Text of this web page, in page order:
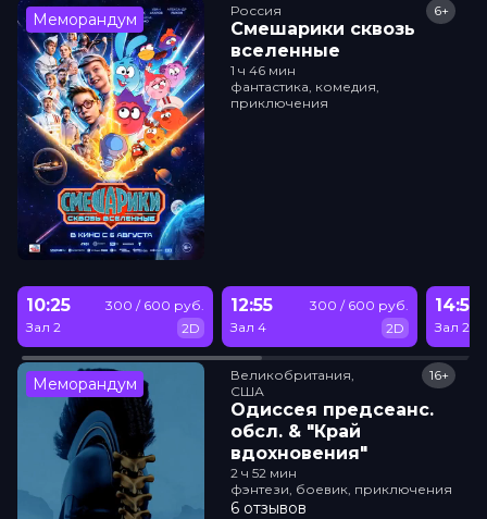
Меморандум Россия
Смешарики сквозь
вселенные
6+
1 ч 46 мин
фантастика, комедия,
приключения
10:25
Зал 2
300 / 600 руб.
2D
12:55
Зал 4
300 / 600 руб.
2D
14:50
Зал 2
Меморандум
Великобритания,
США
Одиссея прeдсeанc.
обсл. & "Край
вдохновения"
16+
2 ч 52 мин
фэнтези, боевик, приключения
6 отзывов